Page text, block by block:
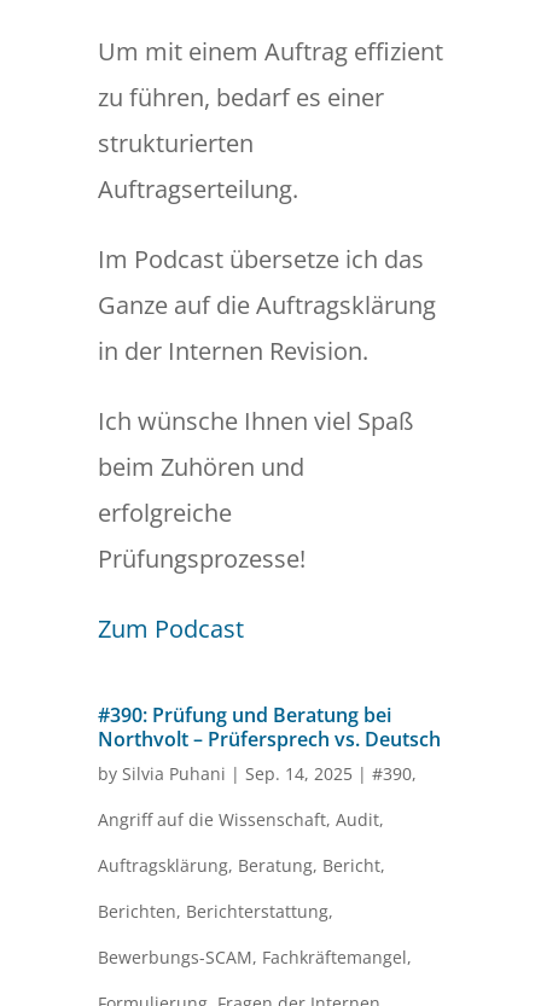
Um mit einem Auftrag effizient
zu führen, bedarf es einer
strukturierten
Auftragserteilung.
Im Podcast übersetze ich das
Ganze auf die Auftragsklärung
in der Internen Revision.
Ich wünsche Ihnen viel Spaß
beim Zuhören und
erfolgreiche
Prüfungsprozesse!
Zum Podcast
#390: Prüfung und Beratung bei
Northvolt – Prüfersprech vs. Deutsch
by Silvia Puhani | Sep. 14, 2025| #390,
Angriff auf die Wissenschaft, Audit,
Auftragsklärung, Beratung, Bericht,
Berichten, Berichterstattung,
Bewerbungs-SCAM, Fachkräftemangel,